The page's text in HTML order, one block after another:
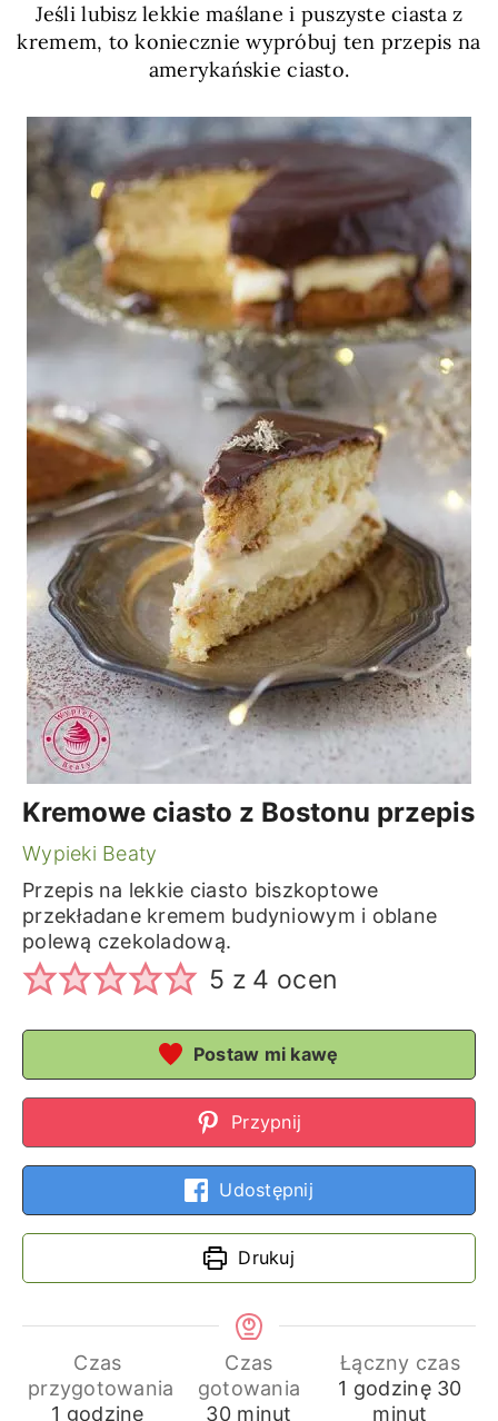
Jeśli lubisz lekkie maślane i puszyste ciasta z
kremem, to koniecznie wypróbuj ten przepis na
amerykańskie ciasto.
Kremowe ciasto z Bostonu przepis
Wypieki Beaty
Przepis na lekkie ciasto biszkoptowe
przekładane kremem budyniowym i oblane
polewą czekoladową.
5 z 4 ocen
Postaw mi kawę
Przypnij
Udostępnij
Drukuj
Czas
przygotowania
1 godzina
godzinę
Czas
gotowania
30minuty
minut
Łączny czas
1 godzina
godzinę 30
minut